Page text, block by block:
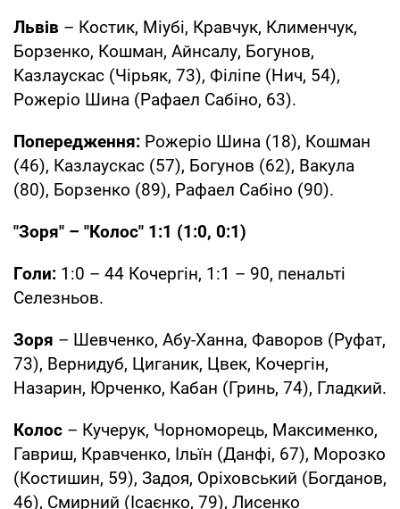
Львів – Костик, Міубі, Кравчук, Клименчук,
Борзенко, Кошман, Айнсалу, Богунов,
Казлаускас (Чірьяк, 73), Філіпе (Нич, 54),
Рожеріо Шина (Рафаел Сабіно, 63).
Попередження: Рожеріо Шина (18), Кошман
(46), Казлаускас (57), Богунов (62), Вакула
(80), Борзенко (89), Рафаел Сабіно (90).
"Зоря" – "Колос" 1:1 (1:0, 0:1)
Голи: 1:0 – 44 Кочергін, 1:1 – 90, пенальті
Селезньов.
Зоря – Шевченко, Абу-Ханна, Фаворов (Руфат,
73), Вернидуб, Циганик, Цвек, Кочергін,
Назарин, Юрченко, Кабан (Гринь, 74), Гладкий.
Колос – Кучерук, Чорноморець, Максименко,
Гавриш, Кравченко, Ільїн (Данфі, 67), Морозко
(Костишин, 59), Задоя, Оріховський (Богданов,
46), Смирний (Ісаєнко, 79), Лисенко